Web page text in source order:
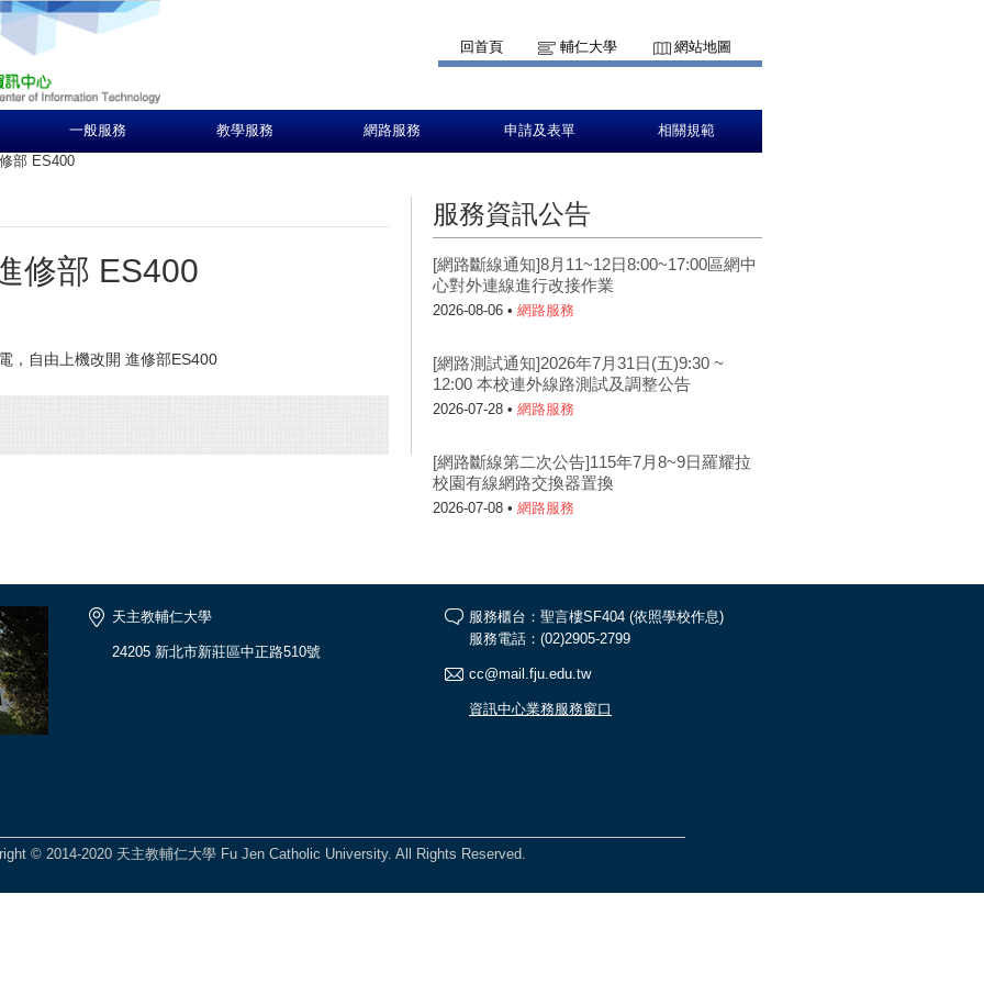
回首頁 輔仁大學 網站地圖
一般服務 教學服務 網路服務 申請及表單 相關規範
部 ES400
修部 ES400
，自由上機改開 進修部ES400
服務資訊公告
[網路斷線通知]8月11~12日8:00~17:00區網中
心對外連線進行改接作業
2026-08-06 • 網路服務
[網路測試通知]2026年7月31日(五)9:30 ~
12:00 本校連外線路測試及調整公告
2026-07-28 • 網路服務
[網路斷線第二次公告]115年7月8~9日羅耀拉
校園有線網路交換器置換
2026-07-08 • 網路服務
天主教輔仁大學
24205 新北市新莊區中正路510號
服務櫃台：聖言樓SF404 (依照學校作息)
服務電話：(02)2905-2799
cc@mail.fju.edu.tw
資訊中心業務服務窗口
© 2014-2020 天主教輔仁大學 Fu Jen Catholic University. All Rights Reserved.